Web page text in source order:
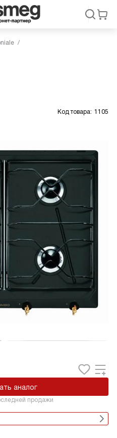
Код товара: 1105
аналог
продажи